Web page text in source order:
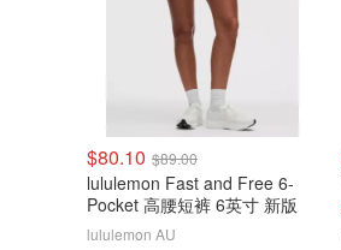
$80.10 $89.00
lululemon Fast and Free 6-
Pocket 高腰短裤 6英寸 新版
lululemon AU